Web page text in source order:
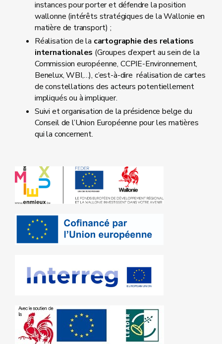
instances pour porter et défendre la position
wallonne (intérêts stratégiques de la Wallonie en
matière de transport) ;
Réalisation de la cartographie des relations
internationales (Groupes d’expert au sein de la
Commission européenne, CCPIE-Environnement,
Benelux, WBI,…), c’est-à-dire réalisation de cartes
de constellations des acteurs potentiellement
impliqués ou à impliquer.
Suivi et organisation de la présidence belge du
Conseil de l’Union Européenne pour les matières
qui la concernent.